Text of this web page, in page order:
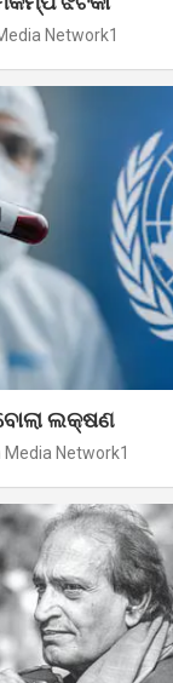
Network1
ଲକ୍ଷଣ
Media Network1